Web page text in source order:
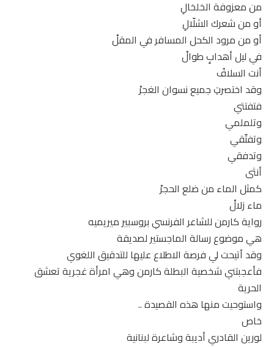
من معزوفة الخلخالِ
أو من شعرك الشلّالِ
أو من مرود الكحل المسافر في المقلْ
في ليل أهدابٍ طوالْ
أنت السلافُ
وقد اختصرتِ جميع نسوان الغجرْ
فتفتتي
وتلملمي
وتفتّقي
وتدفقي
أنثى
كمثل الماء من ضلع الحجرْ
ماء زلالْ
رواية كارمن للشاعر الفرنسي بروسبير ميريميه
هي موضوع رسالة الماجستير لصديقة
وقد أتيحت لي فرصة الاطلاع عليها للتدقيق اللغوي
فأعجبتني شخصية البطلة كارمن وهي امرأة غجرية تعشق
الحرية
واستوحيت منها هذه القصيدة ..
خاص
لورين القادري أديبة وشاعرة لبنانية